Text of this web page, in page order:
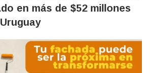
en más de $52 millones